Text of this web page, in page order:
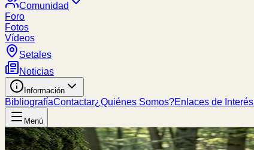
Comunidad
Foro
Fotos
Vídeos
Setales
Noticias
Información
BibliografíaContactar¿Quiénes Somos?Enlaces de Interés
Menú